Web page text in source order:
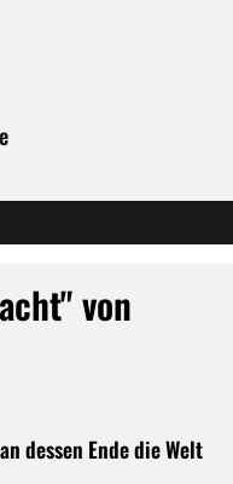
von
dessen Ende die Welt